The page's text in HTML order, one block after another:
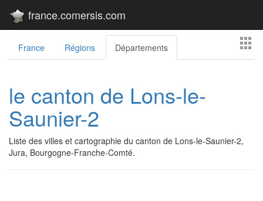
france.comersis.com
France Régions Départements
le canton de Lons-le-
Saunier-2
Liste des villes et cartographie du canton de Lons-le-Saunier-2,
Jura, Bourgogne-Franche-Comté.